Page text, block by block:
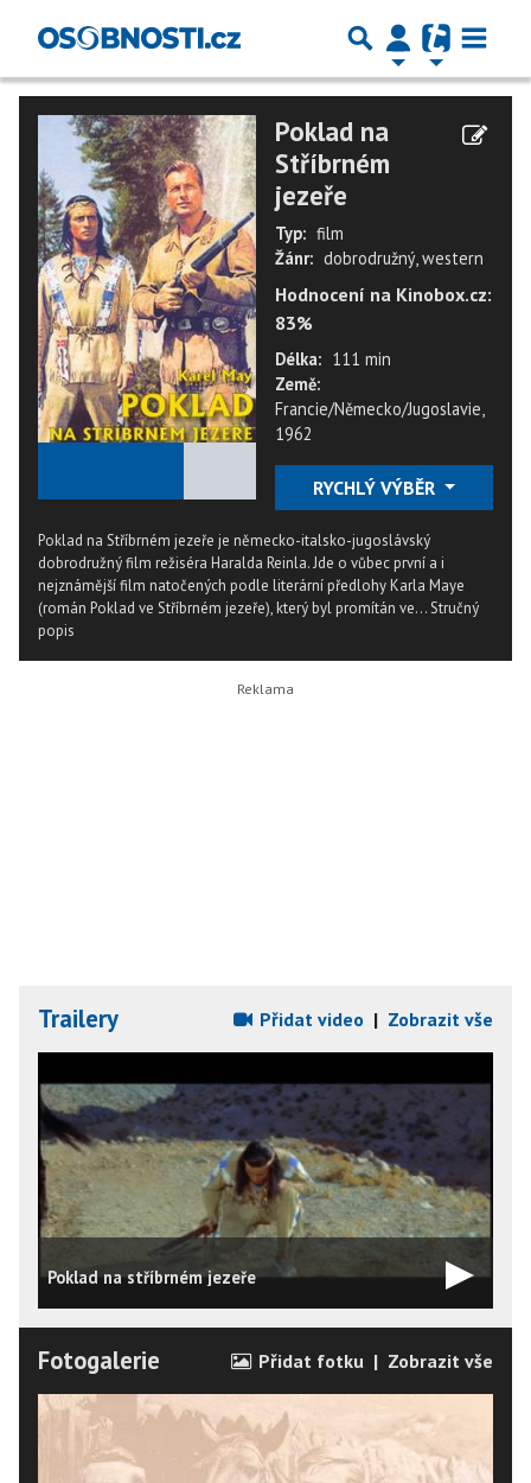
Poklad na
Stříbrném
jezeře
Typ: film
Žánr: dobrodružný, western
Hodnocení na Kinobox.cz:
83%
Délka: 111 min
Země:
Francie/Německo/Jugoslavie,
1962
RYCHLÝ VÝBĚR
Poklad na Stříbrném jezeře je německo-italsko-jugoslávský
dobrodružný film režiséra Haralda Reinla. Jde o vůbec první a i
nejznámější film natočených podle literární předlohy Karla Maye
(román Poklad ve Stříbrném jezeře), který byl promítán ve...Stručný
popis
Trailery Přidat video | Zobrazit vše
Poklad na stříbrném jezeře
Fotogalerie Přidat fotku | Zobrazit vše